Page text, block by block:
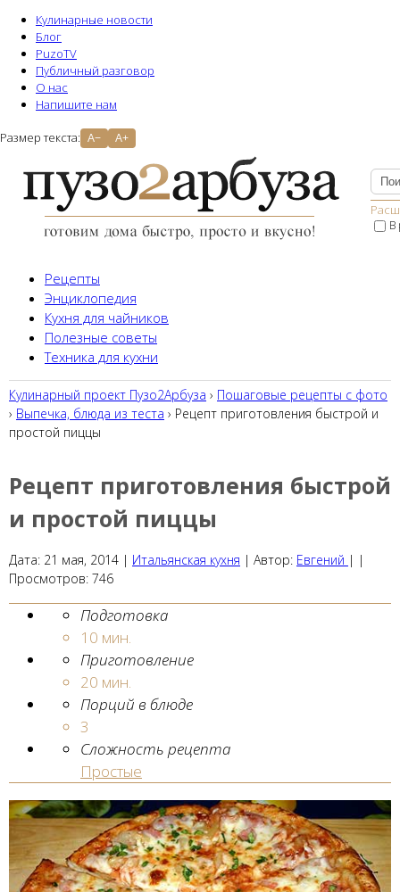
Кулинарные новости
Блог
PuzoTV
Публичный разговор
О нас
Напишите нам
Размер текста: A− A+
В
Рецепты
Энциклопедия
Кухня для чайников
Полезные советы
Техника для кухни
Кулинарный проект Пузо2Aрбуза › Пошаговые рецепты с фото
› Выпечка, блюда из теста › Рецепт приготовления быстрой и
простой пиццы
Рецепт приготовления быстрой
и простой пиццы
Дата: 21 мая, 2014 | Итальянская кухня | Автор: Евгений | |
Просмотров: 746
Подготовка
10 мин.
Приготовление
20 мин.
Порций в блюде
3
Сложность рецепта
Простые